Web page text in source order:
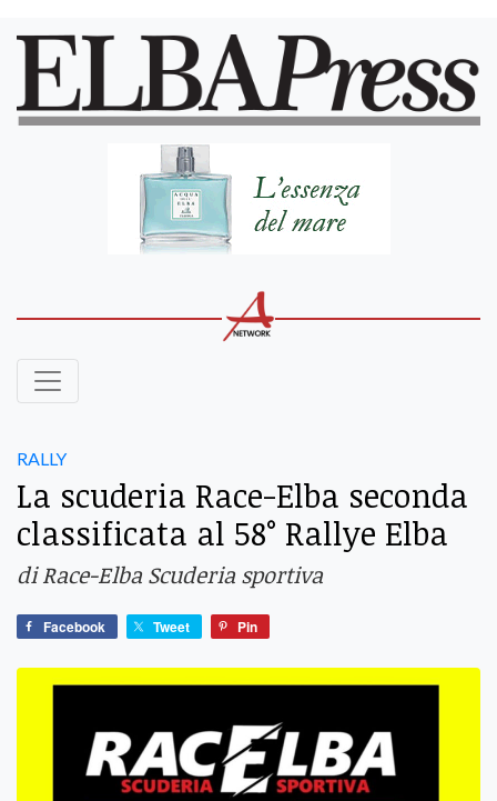
RALLY
La scuderia Race-Elba seconda
classificata al 58° Rallye Elba
di Race-Elba Scuderia sportiva
Facebook Tweet Pin